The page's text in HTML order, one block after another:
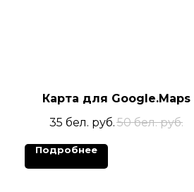
Карта для Google.Maps
35 бел. руб. 50 бел. руб.
Подробнее